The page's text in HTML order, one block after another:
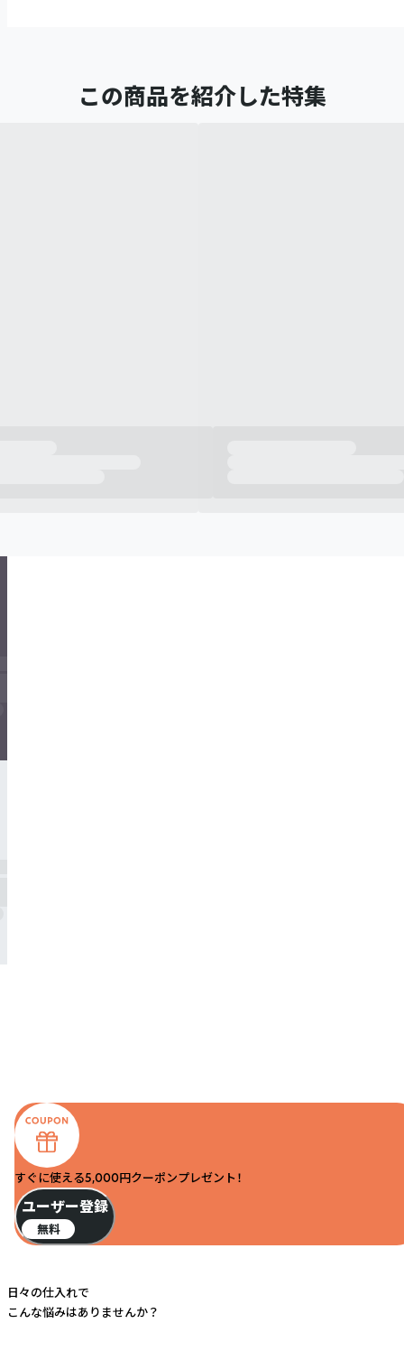
この商品を紹介した特集
すぐに使える5,000円クーポンプレゼント！
ユーザー登録
無料
日々の仕入れで
こんな悩みはありませんか？